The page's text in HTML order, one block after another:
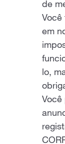
de
Você
em
lo,
Você